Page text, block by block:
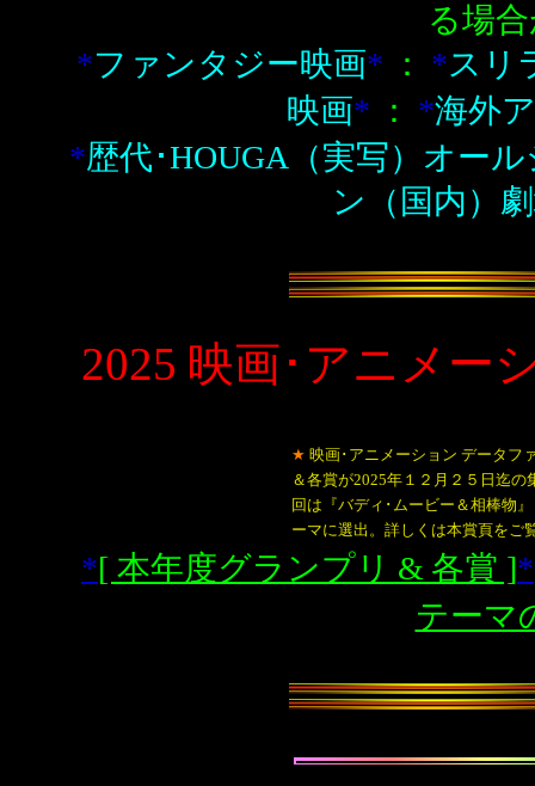
る場
*ファンタジー映画* ： *スリ
映画* ： *海外
*歴代･HOUGA（実写）オー
ン（国内）
2025 映画･アニメー
★ 映画･アニメーション データフ
＆各賞が2025年１２月２５日迄
回は『バディ･ムービー＆相棒物
ーマに選出。詳しくは本賞頁をご
*[ 本年度グランプリ & 各賞 ]*
テーマ